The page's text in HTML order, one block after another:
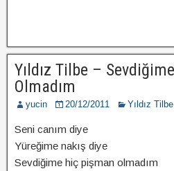
Yıldız Tilbe –
Olmadım
yucin 20/12/2011 Yıldız Tilbe
Seni canım diye
Yüreğime nakış diye
Sevdiğime hiç pişman olmadım